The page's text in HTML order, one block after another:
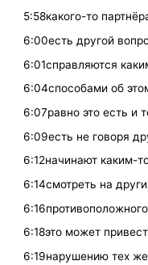
5:58какого-то
6:00есть другой
6:01справляются
6:04способами об
6:07равно это есть и
6:09есть не говоря
6:12начинают каким-
6:14смотреть на
6:18это может
6:19нарушению тех